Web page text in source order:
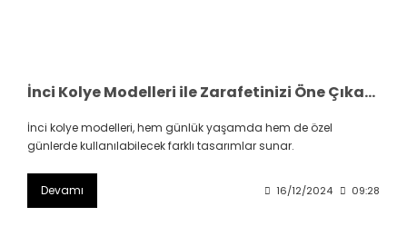
İnci Kolye Modelleri ile Zarafetinizi Öne Çıkarın
İnci kolye modelleri, hem günlük yaşamda hem de özel
günlerde kullanılabilecek farklı tasarımlar sunar.
Devamı 16/12/2024 09:28